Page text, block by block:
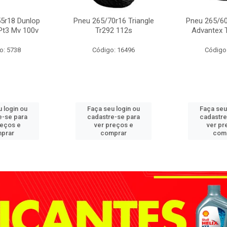
Dunlop
Mv 100v
5738
login ou
se para
e
Pneu 265/70r16 Triangle
Tr292 112s
Código: 16496
Faça seu login ou
cadastre-se para
ver preços e
comprar
Pneu 265/
Advantex
Faça
ver